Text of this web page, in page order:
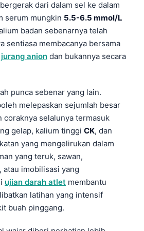
dari dalam sel ke dalam
serum mungkin 5.5-6.5 mmol/L
badan sebenarnya telah
sentiasa membacanya bersama
jurang anion dan bukannya secara
punca sebenar yang lain.
melepaskan sejumlah besar
coraknya selalunya termasuk
gelap, kalium tinggi CK, dan
yang mengelirukan dalam
yang teruk, sawan,
atau imobilisasi yang
ujian darah atlet membantu
latihan yang intensif
buah pinggang.